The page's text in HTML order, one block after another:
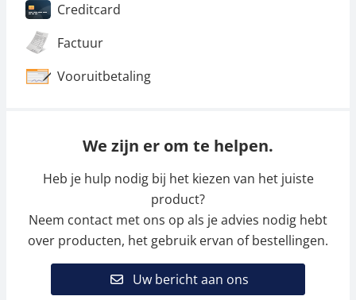
Creditcard
Factuur
Vooruitbetaling
We zijn er om te helpen.
Heb je hulp nodig bij het kiezen van het juiste
product?
Neem contact met ons op als je advies nodig hebt
over producten, het gebruik ervan of bestellingen.
Uw bericht aan ons